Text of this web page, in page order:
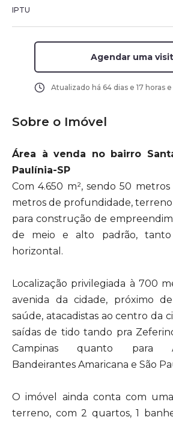
IPTU
Agendar uma
Atualizado há 64 dias e 17 horas
Sobre o Imóvel
Área à venda no bairro
Paulínia-SP
Com 4.650 m², sendo 50
metros de profundidade, terreno
para construção de
de meio e alto padrão,
horizontal.
Localização privilegiada à 700
avenida da cidade, próximo
saúde, atacadistas ao centro da
saídas de tido tando pra
Campinas quanto para
Bandeirantes Amaricana e São
O imóvel ainda conta com
terreno, com 2 quartos, 1